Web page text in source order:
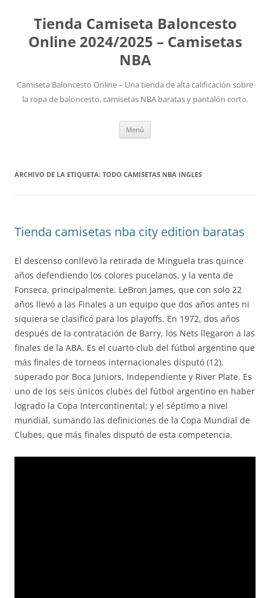
Tienda Camiseta Baloncesto
Online 2024/2025 – Camisetas
NBA
Camiseta Baloncesto Online – Una tienda de alta calificación sobre
la ropa de baloncesto, camisetas NBA baratas y pantalón corto.
Menú
ARCHIVO DE LA ETIQUETA: TODO CAMISETAS NBA INGLES
Tienda camisetas nba city edition baratas
El descenso conllevó la retirada de Minguela tras quince
años defendiendo los colores pucelanos, y la venta de
Fonseca, principalmente. LeBron James, que con solo 22
años llevó a las Finales a un equipo que dos años antes ni
siquiera se clasificó para los playoffs. En 1972, dos años
después de la contratación de Barry, los Nets llegaron a las
finales de la ABA. Es el cuarto club del fútbol argentino que
más finales de torneos internacionales disputó (12),
superado por Boca Juniors, Independiente y River Plate. Es
uno de los seis únicos clubes del fútbol argentino en haber
logrado la Copa Intercontinental; y el séptimo a nivel
mundial, sumando las definiciones de la Copa Mundial de
Clubes, que más finales disputó de esta competencia.